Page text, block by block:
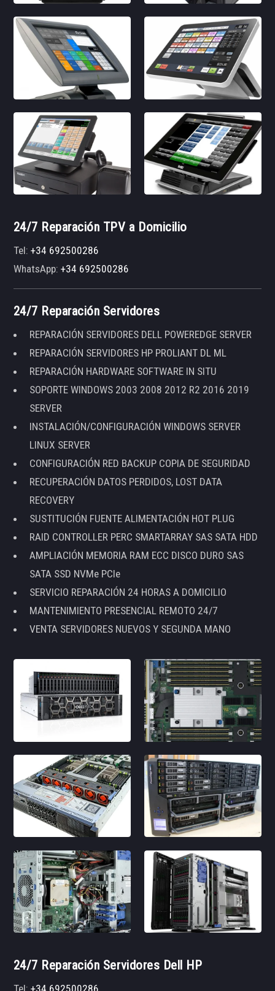
24/7 Reparación TPV a Domicilio
Tel:+34 692500286
WhatsApp:+34 692500286
24/7 Reparación Servidores
REPARACIÓN SERVIDORES DELL POWEREDGE SERVER
REPARACIÓN SERVIDORES HP PROLIANT DL ML
REPARACIÓN HARDWARE SOFTWARE IN SITU
SOPORTE WINDOWS 2003 2008 2012 R2 2016 2019
SERVER
INSTALACIÓN/CONFIGURACIÓN WINDOWS SERVER
LINUX SERVER
CONFIGURACIÓN RED BACKUP COPIA DE SEGURIDAD
RECUPERACIÓN DATOS PERDIDOS, LOST DATA
RECOVERY
SUSTITUCIÓN FUENTE ALIMENTACIÓN HOT PLUG
RAID CONTROLLER PERC SMARTARRAY SAS SATA HDD
AMPLIACIÓN MEMORIA RAM ECC DISCO DURO SAS
SATA SSD NVMe PCIe
SERVICIO REPARACIÓN 24 HORAS A DOMICILIO
MANTENIMIENTO PRESENCIAL REMOTO 24/7
VENTA SERVIDORES NUEVOS Y SEGUNDA MANO
24/7 Reparación Servidores Dell HP
Tel:+34 692500286